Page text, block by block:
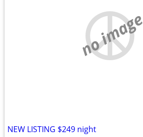
no image
NEW LISTING $249 night